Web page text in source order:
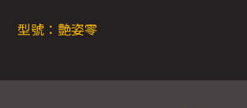
型號：艶姿零